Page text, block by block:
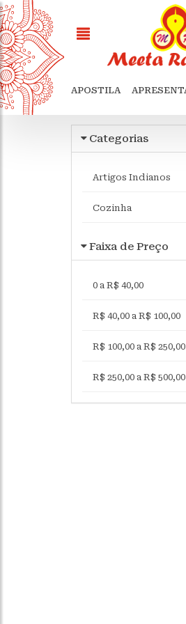
APOSTILA
Categorias
Artigos Indianos
Cozinha
Faixa de Preço
0 a R$ 40,00
R$ 40,00 a R$ 100,00
R$ 100,00 a R$ 250,00
R$ 250,00 a R$ 500,00